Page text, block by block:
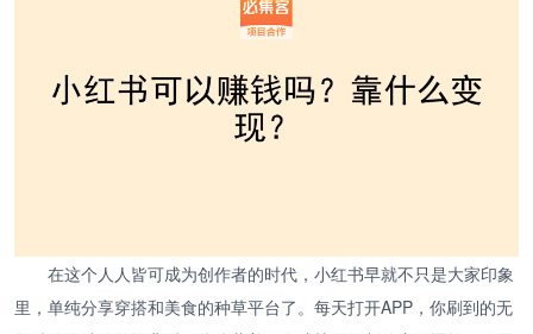
在这个人人皆可成为创作者的时代，小红书早就不只是大家印象
里，单纯分享穿搭和美食的种草平台了。每天打开APP，你刷到的无